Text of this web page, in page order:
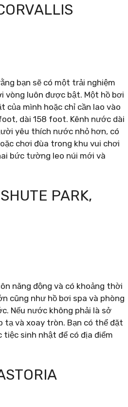
bạn sẽ có một trải nghiệm
vòng luôn được bật. Một hồ bơi
của mình hoặc chỉ cần lao vào
dài 158 foot. Kênh nước dài
yêu thích nước nhỏ hơn, có
chơi đùa trong khu vui chơi
bức tường leo núi mới và
PARK,
năng động và có khoảng thời
cũng như hồ bơi spa và phòng
Nếu nước không phải là sở
tạ và xoay tròn. Bạn có thể đặt
sinh nhật để có địa điểm